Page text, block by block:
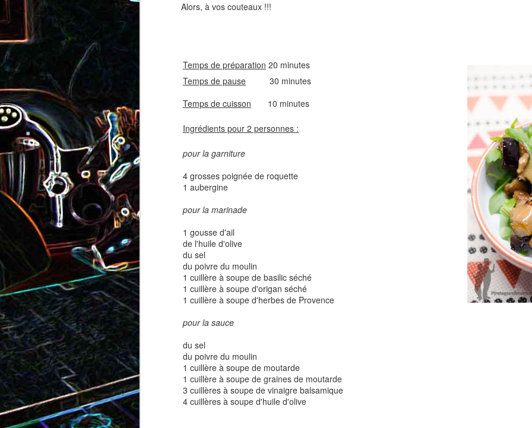
Alors, à vos couteaux !!!
Temps de préparation 20 minutes
Temps de pause 30 minutes
Temps de cuisson 10 minutes
Ingrédients pour 2 personnes :
pour la garniture
4 grosses poignée de roquette
1 aubergine
pour la marinade
1 gousse d'ail
de l'huile d'olive
du sel
du poivre du moulin
1 cuillère à soupe de basilic séché
1 cuillère à soupe d'origan séché
1 cuillère à soupe d'herbes de Provence
pour la sauce
du sel
du poivre du moulin
1 cuillère à soupe de moutarde
1 cuillère à soupe de graines de moutarde
3 cuillères à soupe de vinaigre balsamique
4 cuillères à soupe d'huile d'olive
Pizza à la mozzarella et à la
Cake à la rhubarbe Salade d'avocat, au
concombre et au crabe
Cake au chèvre et
serrano
Tatin de tomates cerises à la
tapenade
2
camembert
4